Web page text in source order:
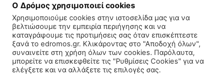
Εγγραφή συνδρομητή Πολιτική Διεθνή Κοινωνία
Πολιτισμός Αφιερώματα
Ο Δρόμος χρησιμοποιεί cookies
Χρησιμοποιούμε cookies στην ιστοσελίδα μας για να
βελτιώσουμε την εμπειρία περιήγησης και να
καταγράφουμε τις προτιμήσεις σας όταν επισκέπτεστε
ξανά το edromos.gr. Κλικάροντας στο "Αποδοχή όλων",
συναινείτε στη χρήση όλων των cookies. Παρόλαυτα,
μπορείτε να επισκεφθείτε τις "Ρυθμίσεις Cookies" για να
ελέγξετε και να αλλάξετε τις επιλογές σας.